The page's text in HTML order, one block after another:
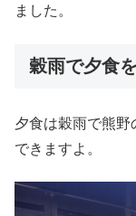
ました。
穀雨で夕食
夕食は穀雨で熊
できますよ。